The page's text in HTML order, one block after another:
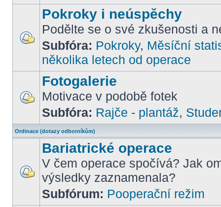
Pokroky i neúspěchy
Podělte se o své zkušenosti a
Subfóra: Pokroky, Měsíční
několika letech od operace
Fotogalerie
Motivace v podobě fotek
Subfóra: Rajče - plantáž,
Ordinace (dotazy odborníkům)
Bariatrické operace
V čem operace spočívá? Jak
výsledky zaznamenala?
Subfórum: Pooperační režim